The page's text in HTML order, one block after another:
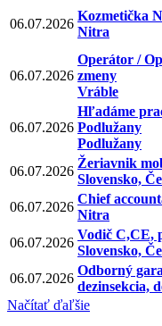
06.07.2026
Kozmetička
Nitra
06.07.2026
Operátor /
zmeny
Vráble
06.07.2026
Hľadáme
Podlužany
Podlužany
06.07.2026
Žeriavnik
Slovensko,
06.07.2026
Chief
Nitra
06.07.2026
Vodič C,CE,
Slovensko,
06.07.2026
Odborný
dezinsekcia,
Načítať ďaľšie